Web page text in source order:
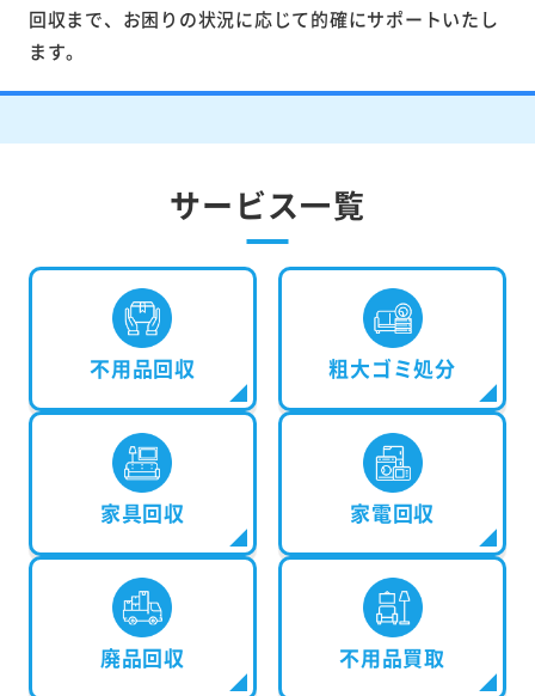
回収まで、お困りの状況に応じて的確にサポートいたし
ます。
サービス一覧
不用品回収 粗大ゴミ処分
家具回収 家電回収
廃品回収 不用品買取